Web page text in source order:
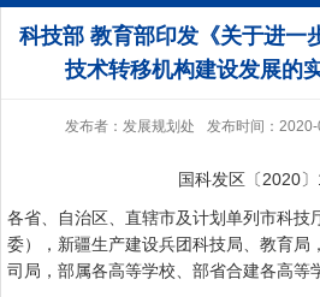
科技部 教育部印发《关于进一
技术转移机构建设发展的
发布者：发展规划处 发布时间：2020-
国科发区〔2020
各省、自治区、直辖市及计划单列市科技
委），新疆生产建设兵团科技局、教育局
司局，部属各高等学校、部省合建各高等